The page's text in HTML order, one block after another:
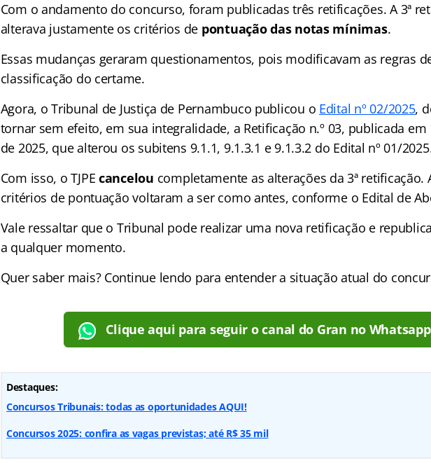
Com o andamento do concurso, foram publicadas três retificações. A 3ª
alterava justamente os critérios de pontuação das notas mínimas.
Essas mudanças geraram questionamentos, pois modificavam as regras
classificação do certame.
Agora, o Tribunal de Justiça de Pernambuco publicou o Edital nº 02/2025,
tornar sem efeito, em sua integralidade, a Retificação n.º 03, publicada
de 2025, que alterou os subitens 9.1.1, 9.1.3.1 e 9.1.3.2 do Edital nº 01/
Com isso, o TJPE cancelou completamente as alterações da 3ª retificação.
critérios de pontuação voltaram a ser como antes, conforme o Edital de
Vale ressaltar que o Tribunal pode realizar uma nova retificação e
a qualquer momento.
Quer saber mais? Continue lendo para entender a situação atual do
Clique aqui para seguir o canal do Gran no
Destaques:
Concursos Tribunais: todas as oportunidades AQUI!
Concursos 2025: confira as vagas previstas; até R$ 35 mil